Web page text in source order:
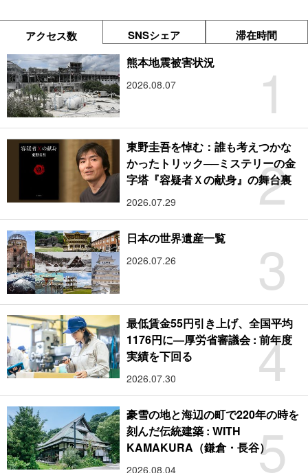
アクセス数 SNSシェア 滞在時間
1
熊本地震被害状況
2026.08.07
2
東野圭吾を悼む：誰も考えつかな
かったトリック──ミステリーの金
字塔『容疑者Ｘの献身』の舞台裏
2026.07.29
3
日本の世界遺産一覧
2026.07.26
4
最低賃金55円引き上げ、全国平均
1176円に―厚労省審議会 : 前年度
実績を下回る
2026.07.30
5
豪雪の地と海辺の町で220年の時を
刻んだ伝統建築 : WITH
KAMAKURA（鎌倉・長谷）
2026.08.04